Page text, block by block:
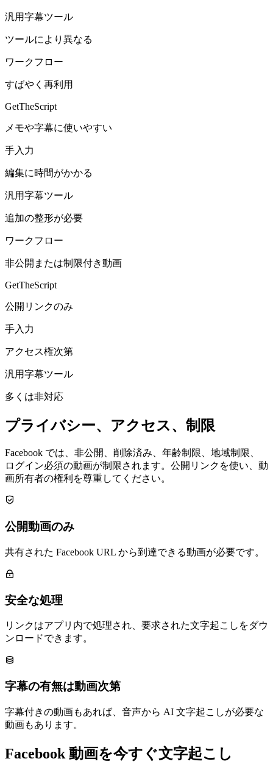
汎用字幕ツール
ツールにより異なる
ワークフロー
すばやく再利用
GetTheScript
メモや字幕に使いやすい
手入力
編集に時間がかかる
汎用字幕ツール
追加の整形が必要
ワークフロー
非公開または制限付き動画
GetTheScript
公開リンクのみ
手入力
アクセス権次第
汎用字幕ツール
多くは非対応
プライバシー、アクセス、制限
Facebook では、非公開、削除済み、年齢制限、地域制限、
ログイン必須の動画が制限されます。公開リンクを使い、動
画所有者の権利を尊重してください。
公開動画のみ
共有された Facebook URL から到達できる動画が必要です。
安全な処理
リンクはアプリ内で処理され、要求された文字起こしをダウ
ンロードできます。
字幕の有無は動画次第
字幕付きの動画もあれば、音声から AI 文字起こしが必要な
動画もあります。
Facebook 動画を今すぐ文字起こし